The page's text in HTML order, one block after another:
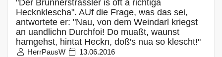
"Der Brünnerstrassler is oft a richtiga
Hecknklescha". AUf die Frage, was das sei,
antwortete er: "Nau, von dem Weindarl kriegst
an uandlichn Durchfoi! Do muaßt, waunst
hamgehst, hintat Heckn, doß's nua so klescht!"
HerrPausW 13.06.2016